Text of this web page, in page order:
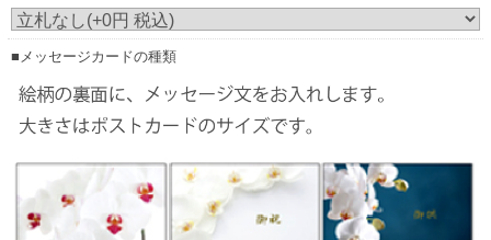
画像はイメージです。（こちらの商品は3本立ち30輪の胡蝶蘭です。）
実際にご注文いただくお花の規格により、立札の見え方が異なりますこと予め
ご了承ください。
発送のご案内時に配信される画像は、お花をメインに正面から撮影した画像の
配信となります。
お花の下（花の中）に立てた場合は立札内容が見えにくい場合もございます。
尚、実際の胡蝶蘭はアーチ状になっておりますので立札はお花に触れません。
■メッセージカードの種類